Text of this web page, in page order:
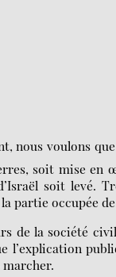
voulons
soit mise en
soit levé.
partie occupée
de la société
l’explication
marcher.